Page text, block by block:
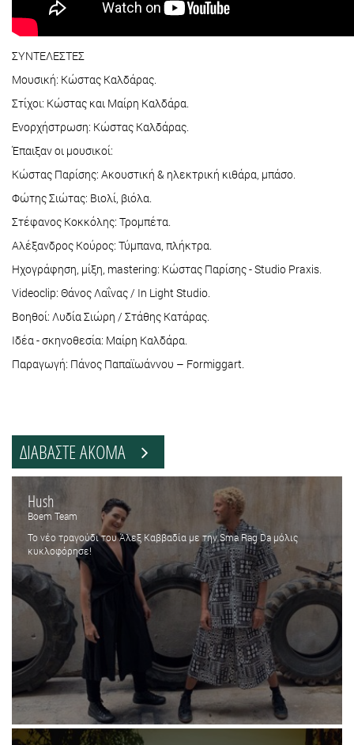
ΣΥΝΤΕΛΕΣΤΕΣ
Μουσική: Κώστας Καλδάρας.
Στίχοι: Κώστας και Μαίρη Καλδάρα.
Ενορχήστρωση: Κώστας Καλδάρας.
Έπαιξαν οι μουσικοί:
Κώστας Παρίσης: Ακουστική & ηλεκτρική κιθάρα, μπάσο.
Φώτης Σιώτας: Βιολί, βιόλα.
Στέφανος Κοκκόλης: Τρομπέτα.
Αλέξανδρος Κούρος: Τύμπανα, πλήκτρα.
Ηχογράφηση, μίξη, mastering: Κώστας Παρίσης - Studio Praxis.
Videoclip: Θάνος Λαΐνας / In Light Studio.
Βοηθοί: Λυδία Σιώρη / Στάθης Κατάρας.
Ιδέα - σκηνοθεσία: Μαίρη Καλδάρα.
Παραγωγή: Πάνος Παπαϊωάννου – Formiggart.
ΔΙΑΒΑΣΤΕ ΑΚΟΜΑ
Hush
Boem Team
Το νέο τραγούδι του Άλεξ Καββαδία με την Sma Rag Da μόλις
κυκλοφόρησε!